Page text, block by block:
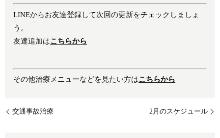
LINEからお友達登録して次回の更新をチェックしましょ
う。
友達追加はこちらから
その他治療メニューなどを見たい方はこちらから
交通事故治療 2月のスケジュール